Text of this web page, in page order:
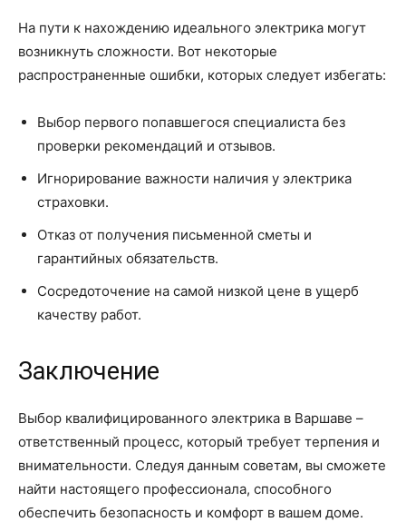
На пути к нахождению идеального электрика могут
возникнуть сложности. Вот некоторые
распространенные ошибки, которых следует избегать:
Выбор первого попавшегося специалиста без
проверки рекомендаций и отзывов.
Игнорирование важности наличия у электрика
страховки.
Отказ от получения письменной сметы и
гарантийных обязательств.
Сосредоточение на самой низкой цене в ущерб
качеству работ.
Заключение
Выбор квалифицированного электрика в Варшаве –
ответственный процесс, который требует терпения и
внимательности. Следуя данным советам, вы сможете
найти настоящего профессионала, способного
обеспечить безопасность и комфорт в вашем доме.